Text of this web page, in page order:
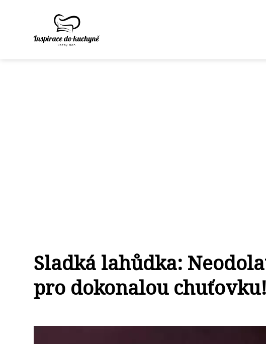
Sladká lahůdka:
pro dokonalou chuťovku!